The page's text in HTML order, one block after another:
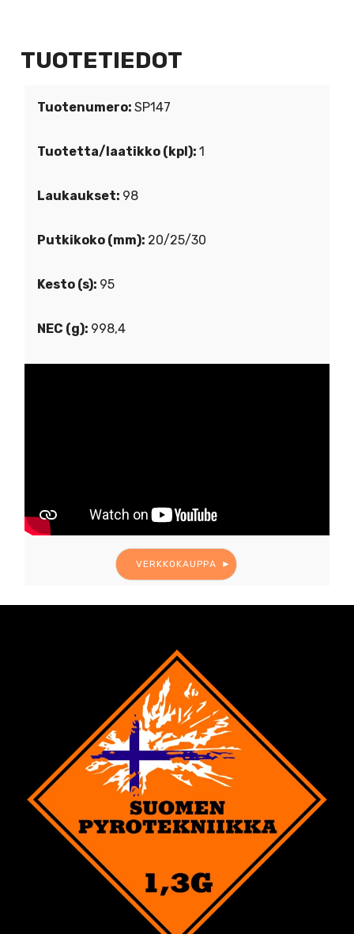
TUOTETIEDOT
Tuotenumero:SP147
Tuotetta/laatikko (kpl):1
Laukaukset: 98
Putkikoko (mm): 20/25/30
Kesto (s): 95
NEC (g): 998,4
VERKKOKAUPPA